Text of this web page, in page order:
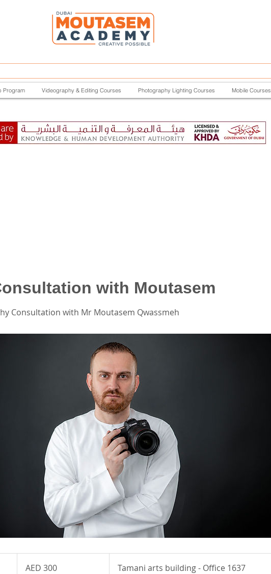
Program Videography & Editing Courses Photography Lighting Courses Mobile Courses
with Moutasem
Consultation with Mr Moutasem Qwassmeh
dirhams
AED 300 Tamani arts building - Office 1637